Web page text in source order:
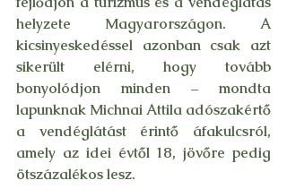
helyzete Magyarországon. A
kicsinyeskedéssel azonban csak azt
sikerült elérni, hogy tovább
bonyolódjon minden – mondta
lapunknak Michnai Attila adószakértő
a vendéglátást érintő áfakulcsról,
amely az idei évtől 18, jövőre pedig
ötszázalékos lesz.